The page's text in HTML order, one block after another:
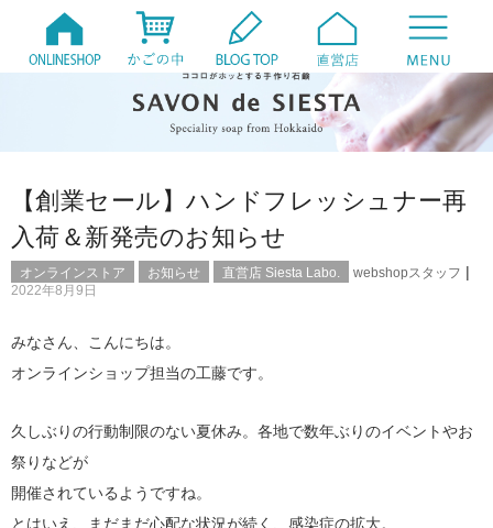
【創業セール】ハンドフレッシュナー再
入荷＆新発売のお知らせ
オンラインストア お知らせ 直営店 Siesta Labo. webshopスタッフ |
2022年8月9日
みなさん、こんにちは。
オンラインショップ担当の工藤です。
久しぶりの行動制限のない夏休み。各地で数年ぶりのイベントやお
祭りなどが
開催されているようですね。
とはいえ、まだまだ心配な状況が続く、感染症の拡大。